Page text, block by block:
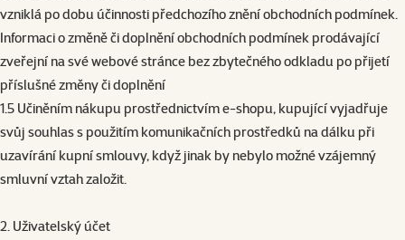
vzniklá po dobu účinnosti předchozího znění obchodních podmínek.
Informaci o změně či doplnění obchodních podmínek prodávající
zveřejní na své webové stránce bez zbytečného odkladu po přijetí
příslušné změny či doplnění
1.5 Učiněním nákupu prostřednictvím e-shopu, kupující vyjadřuje
svůj souhlas s použitím komunikačních prostředků na dálku při
uzavírání kupní smlouvy, když jinak by nebylo možné vzájemný
smluvní vztah založit.
2. Uživatelský účet